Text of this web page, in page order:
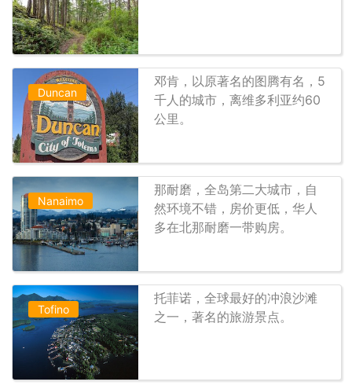
Duncan
邓肯，以原著名的图腾有名，5
千人的城市，离维多利亚约60
公里。
Nanaimo
那耐磨，全岛第二大城市，自
然环境不错，房价更低，华人
多在北那耐磨一带购房。
Tofino
托菲诺，全球最好的冲浪沙滩
之一，著名的旅游景点。